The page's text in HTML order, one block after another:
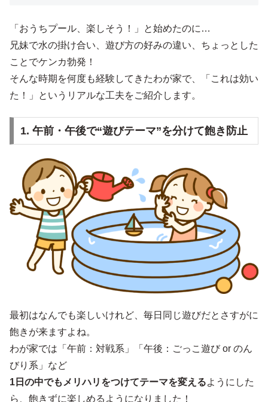
「おうちプール、楽しそう！」と始めたのに…
兄妹で水の掛け合い、遊び方の好みの違い、ちょっとした
ことでケンカ勃発！
そんな時期を何度も経験してきたわが家で、「これは効い
た！」というリアルな工夫をご紹介します。
1. 午前・午後で“遊びテーマ”を分けて飽き防止
最初はなんでも楽しいけれど、毎日同じ遊びだとさすがに
飽きが来ますよね。
わが家では「午前：対戦系」「午後：ごっこ遊び or のん
びり系」など
1日の中でもメリハリをつけてテーマを変えるようにした
ら、飽きずに楽しめるようになりました！